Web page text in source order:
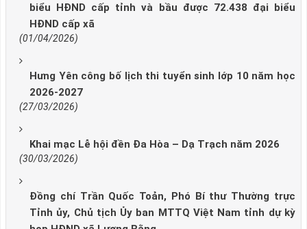
biểu HĐND cấp tỉnh và bầu được 72.438 đại biểu
HĐND cấp xã
(01/04/2026)
Hưng Yên công bố lịch thi tuyển sinh lớp 10 năm học
2026-2027
(27/03/2026)
Khai mạc Lễ hội đền Đa Hòa – Dạ Trạch năm 2026
(30/03/2026)
Đồng chí Trần Quốc Toản, Phó Bí thư Thường trực
Tỉnh ủy, Chủ tịch Ủy ban MTTQ Việt Nam tỉnh dự kỳ